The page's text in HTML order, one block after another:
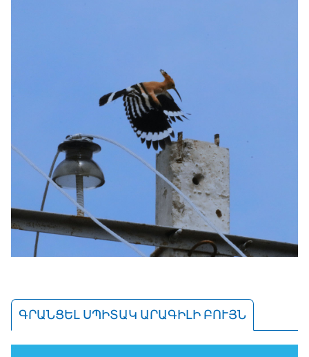
ԳՐԱՆՑԵԼ ՍՊԻՏԱԿ ԱՐԱԳԻԼԻ ԲՈՒՅՆ